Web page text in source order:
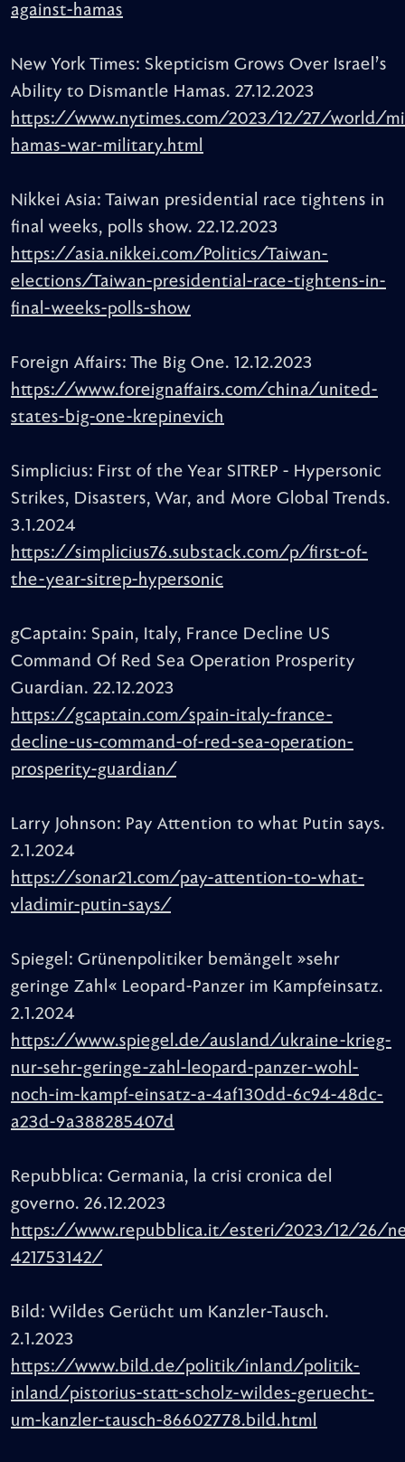
against-hamas
New York Times: Skepticism Grows Over Israel’s
Ability to Dismantle Hamas. 27.12.2023
https://www.nytimes.com/2023/12/27/world/
hamas-war-military.html
Nikkei Asia: Taiwan presidential race tightens in
final weeks, polls show. 22.12.2023
https://asia.nikkei.com/Politics/Taiwan-
elections/Taiwan-presidential-race-tightens-in-
final-weeks-polls-show
Foreign Affairs: The Big One. 12.12.2023
https://www.foreignaffairs.com/china/united-
states-big-one-krepinevich
Simplicius: First of the Year SITREP - Hypersonic
Strikes, Disasters, War, and More Global Trends.
3.1.2024
https://simplicius76.substack.com/p/first-of-
the-year-sitrep-hypersonic
gCaptain: Spain, Italy, France Decline US
Command Of Red Sea Operation Prosperity
Guardian. 22.12.2023
https://gcaptain.com/spain-italy-france-
decline-us-command-of-red-sea-operation-
prosperity-guardian/
Larry Johnson: Pay Attention to what Putin says.
2.1.2024
https://sonar21.com/pay-attention-to-what-
vladimir-putin-says/
Spiegel: Grünenpolitiker bemängelt »sehr
geringe Zahl« Leopard-Panzer im Kampfeinsatz.
2.1.2024
https://www.spiegel.de/ausland/ukraine-krieg-
nur-sehr-geringe-zahl-leopard-panzer-wohl-
noch-im-kampf-einsatz-a-4af130dd-6c94-48dc-
a23d-9a388285407d
Repubblica: Germania, la crisi cronica del
governo. 26.12.2023
https://www.repubblica.it/esteri/2023/12/26/
421753142/
Bild: Wildes Gerücht um Kanzler-Tausch.
2.1.2023
https://www.bild.de/politik/inland/politik-
inland/pistorius-statt-scholz-wildes-geruecht-
um-kanzler-tausch-86602778.bild.html